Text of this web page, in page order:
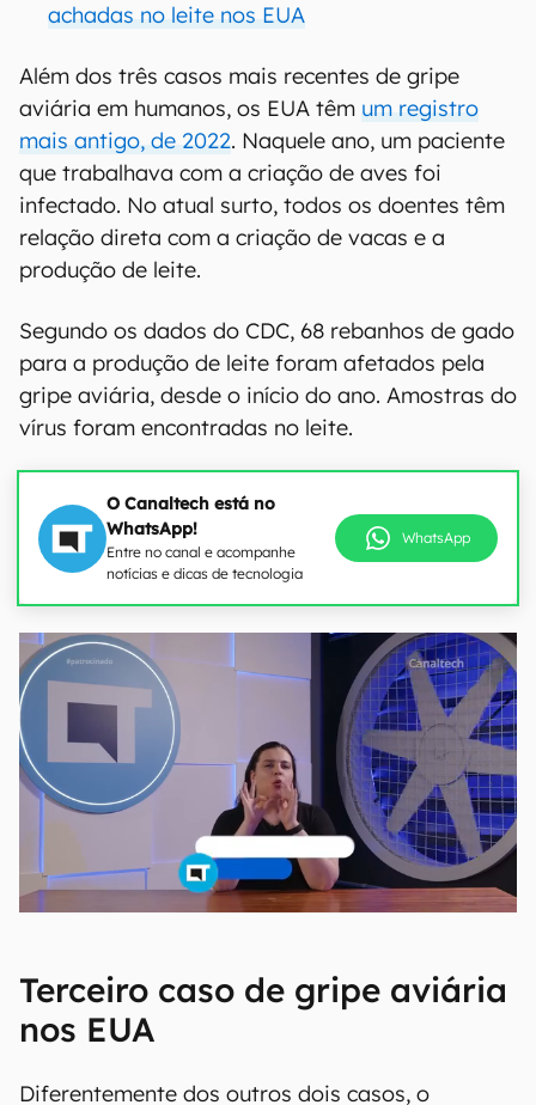
achadas no leite nos EUA
Além dos três casos mais recentes de gripe
aviária em humanos, os EUA têm um registro
mais antigo, de 2022. Naquele ano, um paciente
que trabalhava com a criação de aves foi
infectado. No atual surto, todos os doentes têm
relação direta com a criação de vacas e a
produção de leite.
Segundo os dados do CDC, 68 rebanhos de gado
para a produção de leite foram afetados pela
gripe aviária, desde o início do ano. Amostras do
vírus foram encontradas no leite.
O Canaltech está no
WhatsApp!
Entre no canal e acompanhe
notícias e dicas de tecnologia
WhatsApp
Terceiro caso de gripe aviária
nos EUA
Diferentemente dos outros dois casos, o